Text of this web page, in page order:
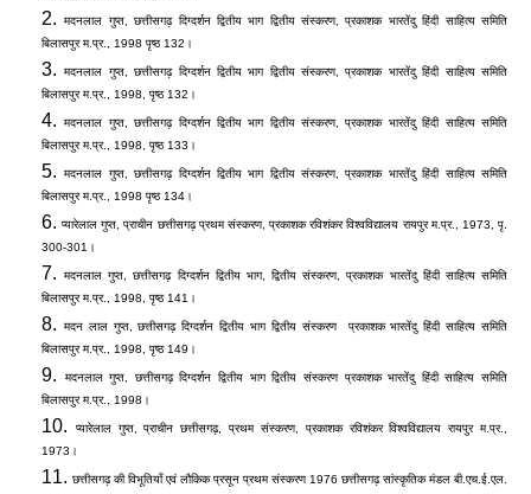
मदनलाल गुप्त,छत्तीसगढ़ दिग्दर्शन द्वितीय भाग द्वितीय संस्करण,
प्रकाशक भारतेंदु हिंदी साहित्य समिति
बिलासपुर म.प्र., 1998 पृष्ठ 132।
मदनलाल गुप्त, छत्तीसगढ़ दिग्दर्शन द्वितीय भाग द्वितीय संस्करण,
प्रकाशक भारतेंदु हिंदी साहित्य समिति
बिलासपुर म.प्र., 1998 पृष्ठ 132।
मदनलाल गुप्त,छत्तीसगढ़ दिग्दर्शन द्वितीय भाग द्वितीय संस्करण,
प्रकाशक भारतेंदु हिंदी साहित्य समिति
बिलासपुर म.प्र., 1998 पृष्ठ 133।
मदनलाल गुप्त, छत्तीसगढ़ दिग्दर्शन द्वितीय भाग द्वितीय संस्करण,
प्रकाशक भारतेंदु हिंदी साहित्य समिति
बिलासपुर म.प्र., 1998 पृष्ठ 134।
प्यारेलाल गुप्त ,प्राचीन छत्तीसगढ़ प्रथम संस्करण, प्रकाशक रविशंकर विश्वविद्यालय रायपुर म.प्र., 1973 ,पृ
300-301 ।
मदनलाल गुप्त ,छत्तीसगढ़ दिग्दर्शन द्वितीय भाग, द्वितीय संस्करण,
प्रकाशक भारतेंदु हिंदी साहित्य समिति
बिलासपुर म.प्र., 1998 पृष्ठ 141।
मदन लाल गुप्त,छत्तीसगढ़ दिग्दर्शन द्वितीय भाग द्वितीय संस्करण प्रकाशक भारतेंदु हिंदी साहित्य समिति
बिलासपुर म.प्र., 1998 पृष्ठ 149।
मदनलाल गुप्त
छत्तीसगढ़ दिग्दर्शन द्वितीय भाग द्वितीय संस्करण प्रकाशक भारतेंदु हिंदी साहित्य समिति
बिलासपुर म.प्र., 1998।
प्यारेलाल गुप्त, प्राचीन छत्तीसगढ़, प्रथम संस्करण, प्रकाशक रविशंकर विश्वविद्यालय रायपुर म.प्र.,
1973।
छत्तीसगढ़ की विभूतियाँ एवं लौकिक प्रसून प्रथम संस्करण 1976 छत्तीसगढ़ सांस्कृतिक मंडल बी.एच.ई एल